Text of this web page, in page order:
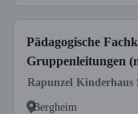
Pädagogische
Gruppenleitungen
Rapunzel Kinderhaus
Bergheim